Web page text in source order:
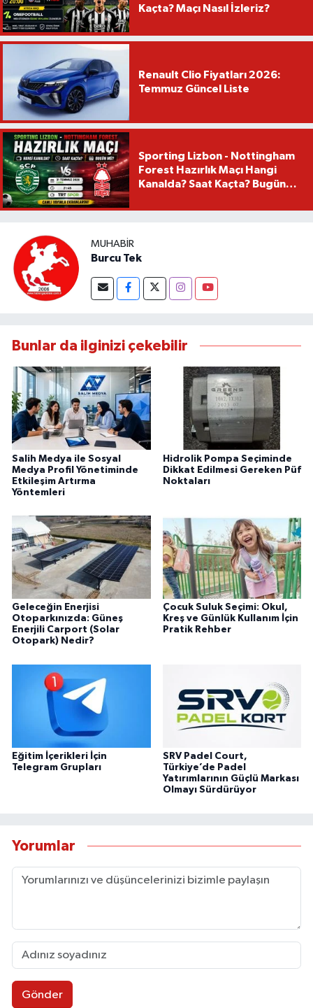
Kaçta? Maçı Nasıl İzleriz?
Renault Clio Fiyatları 2026:
Temmuz Güncel Liste
Sporting Lizbon - Nottingham
Forest Hazırlık Maçı Hangi
Kanalda? Saat Kaçta? Bugün
MUHABIR
Burcu Tek
Bunlar da ilginizi çekebilir
Salih Medya ile Sosyal
Medya Profil Yönetiminde
Etkileşim Artırma
Yöntemleri
Hidrolik Pompa Seçiminde
Dikkat Edilmesi Gereken Püf
Noktaları
Geleceğin Enerjisi
Otoparkınızda: Güneş
Enerjili Carport (Solar
Otopark) Nedir?
Çocuk Suluk Seçimi: Okul,
Kreş ve Günlük Kullanım İçin
Pratik Rehber
Eğitim İçerikleri İçin
Telegram Grupları
SRV Padel Court,
Türkiye’de Padel
Yatırımlarının Güçlü Markası
Olmayı Sürdürüyor
Yorumlar
Gönder